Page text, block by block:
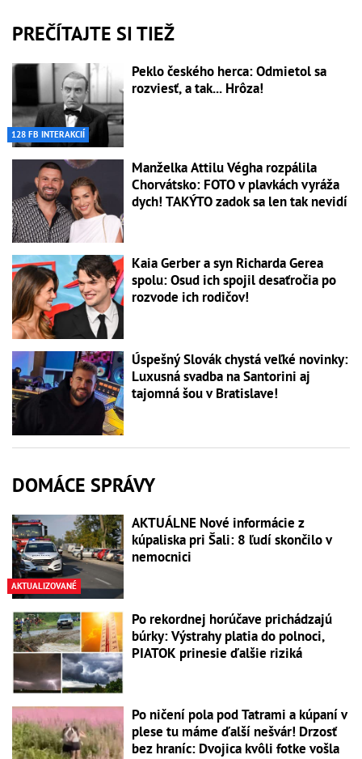
PREČÍTAJTE SI TIEŽ
128 FB INTERAKCIÍ
Peklo českého herca: Odmietol sa
rozviesť, a tak... Hrôza!
Manželka Attilu Végha rozpálila
Chorvátsko: FOTO v plavkách vyráža
dych! TAKÝTO zadok sa len tak nevidí
Kaia Gerber a syn Richarda Gerea
spolu: Osud ich spojil desaťročia po
rozvode ich rodičov!
Úspešný Slovák chystá veľké novinky:
Luxusná svadba na Santorini aj
tajomná šou v Bratislave!
DOMÁCE SPRÁVY
AKTUALIZOVANÉ
AKTUÁLNE Nové informácie z
kúpaliska pri Šali: 8 ľudí skončilo v
nemocnici
Po rekordnej horúčave prichádzajú
búrky: Výstrahy platia do polnoci,
PIATOK prinesie ďalšie riziká
Po ničení pola pod Tatrami a kúpaní v
plese tu máme ďalší nešvár! Drzosť
bez hraníc: Dvojica kvôli fotke vošla